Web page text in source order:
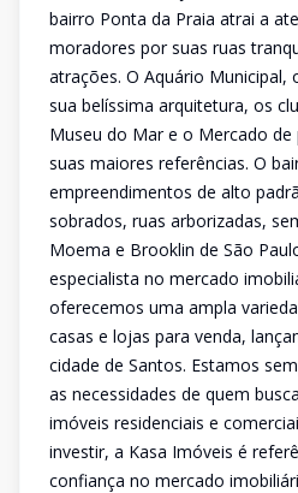
bairro Ponta da Praia atrai a
moradores por suas ruas
atrações. O Aquário Municipal,
sua belíssima arquitetura, os
Museu do Mar e o Mercado de
suas maiores referências. O
empreendimentos de alto
sobrados, ruas arborizadas,
Moema e Brooklin de São
especialista no mercado
oferecemos uma ampla
casas e lojas para venda,
cidade de Santos. Estamos
as necessidades de quem
imóveis residenciais e
investir, a Kasa Imóveis é
confiança no mercado